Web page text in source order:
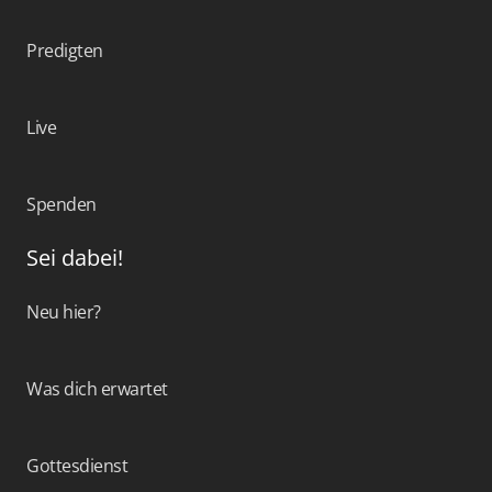
Predigten
Live
Spenden
Sei dabei!
Neu hier?
Was dich erwartet
Gottesdienst